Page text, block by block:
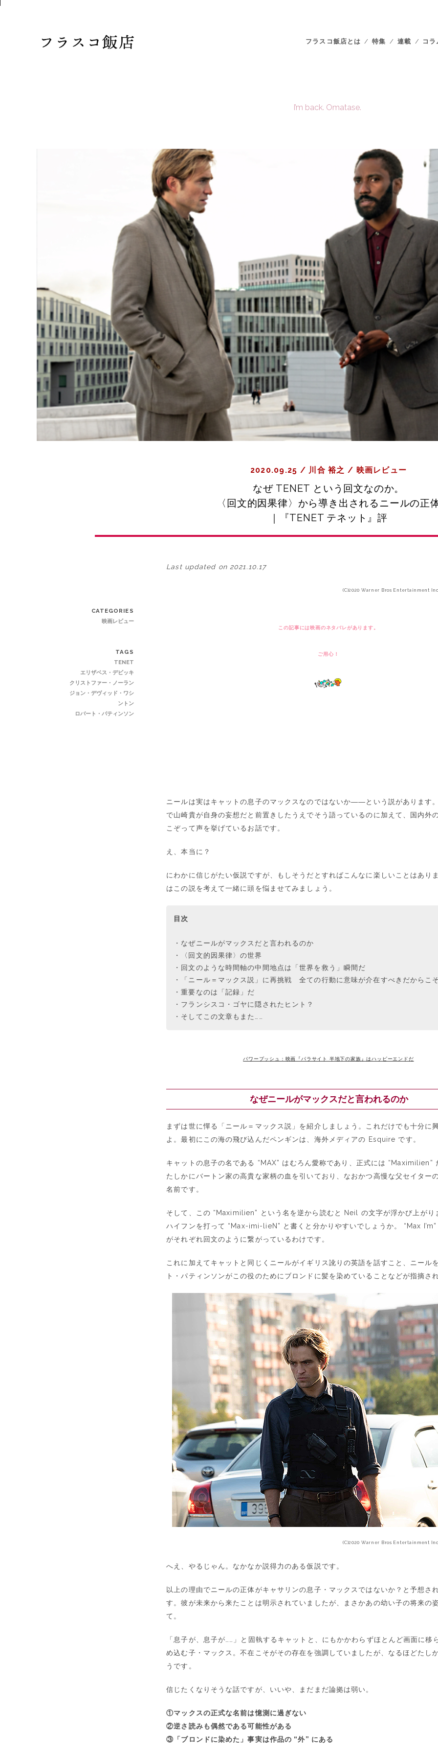
フラスコ飯店とは 特集 連載 コラ
I’m back. Omatase.
2020.09.25 / 川合 裕之 / 映画レビュー
なぜ TENET という回文なのか。
〈回文的因果律〉から導き出されるニールの正
｜『TENET テネット』評
Last updated on 2021.10.17
(C)2020 Warner Bros Entertainment
この記事には映画のネタバレがあります。
ご用心！
ニールは実はキャットの息子のマックスなのではないか――という説があります
で山崎貴が自身の妄想だと前置きしたうえでそう語っているのに加えて、国内外
こぞって声を挙げているお話です。
え、本当に？
にわかに信じがたい仮説ですが、もしそうだとすればこんなに楽しいことはあり
はこの説を考えて一緒に頭を悩ませてみましょう。
目次
・なぜニールがマックスだと言われるのか
・〈回文的因果律〉の世界
・回文のような時間軸の中間地点は「世界を救う」瞬間だ
・「ニール＝マックス説」に再挑戦 全ての行動に意味が介在すべきだからこ
・重要なのは「記録」だ
・フランシスコ・ゴヤに隠されたヒント？
・そしてこの文章もまた……
パワープッシュ：映画『パラサイト 半地下の家族』はハッピーエンドだ
なぜニールがマックスだと言われるのか
まずは世に憚る「ニール＝マックス説」を紹介しましょう。これだけでも十分に
よ。最初にこの海の飛び込んだペンギンは、海外メディアの Esquire です。
キャットの息子の名である “MAX” はむろん愛称であり、正式には “Maximilien”
たしかにバートン家の高貴な家柄の血を引いており、なおかつ高慢な父セイター
名前です。
そして、この “Maximilien” という名を逆から読むと Neil の文字が浮かび上がり
ハイフンを打って “Max-imi-lieN” と書くと分かりやすいでしょうか。 “Max I’m”
がそれぞれ回文のように繋がっているわけです。
これに加えてキャットと同じくニールがイギリス訛りの英語を話すこと、ニール
ト・パティンソンがこの役のためにブロンドに髪を染めていることなどが指摘さ
(C)2020 Warner Bros Entertainment
へえ、やるじゃん。なかなか説得力のある仮説です。
以上の理由でニールの正体がキャサリンの息子・マックスではないか？と予想さ
す。彼が未来から来たことは明示されていましたが、まさかあの幼い子の将来の
て。
「息子が、息子が……」と固執するキャットと、にもかかわらずほとんど画面に移
め込む子・マックス。不在こそがその存在を強調していましたが、なるほどたし
うです。
信じたくなりそうな話ですが、いいや、まだまだ論拠は弱い。
①マックスの正式な名前は憶測に過ぎない
②逆さ読みも偶然である可能性がある
③「ブロンドに染めた」事実は作品の “外” にある
CATEGORIES
映画レビュー
TAGS
TENET
エリザベス・デビッキ
クリストファー・ノーラン
ジョン・デヴィッド・ワシ
ントン
ロバート・パティンソン